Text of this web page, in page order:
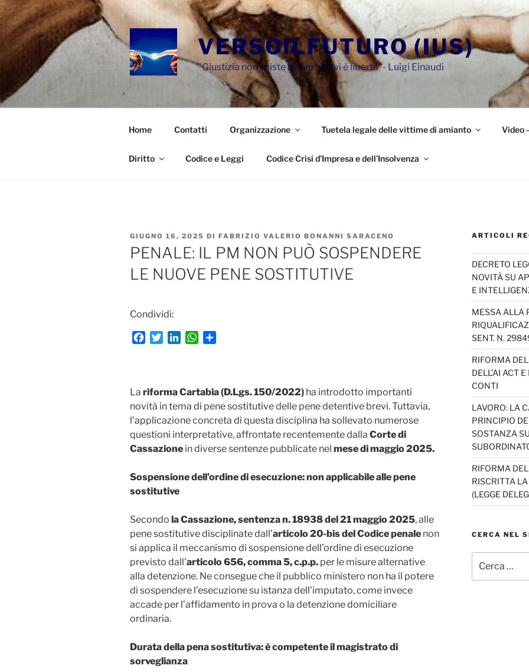
Salta
al
contenuto
VERSOILFUTURO (IUS)
"Giustizia non esiste là ove non vi è libertà"- Luigi Einaudi
Home Contatti Organizzazione Tuetela legale delle vittime di amianto Video
Diritto Codice e Leggi Codice Crisi d’Impresa e dell’Insolvenza
PUBBLICATO
IL
GIUGNO 16, 2025 DI FABRIZIO VALERIO BONANNI SARACENO
PENALE: IL PM NON PUÒ SOSPENDERE
LE NUOVE PENE SOSTITUTIVE
Condividi:
b
o
k
t
e
e
d
n
W
s
A
i
v
d
i
La riforma Cartabia (D.Lgs. 150/2022) ha introdotto importanti
novità in tema di pene sostitutive delle pene detentive brevi. Tuttavia,
l’applicazione concreta di questa disciplina ha sollevato numerose
questioni interpretative, affrontate recentemente dalla Corte di
Cassazione in diverse sentenze pubblicate nel mese di maggio 2025.
Sospensione dell’ordine di esecuzione: non applicabile alle pene
sostitutive
Secondo la Cassazione, sentenza n. 18938 del 21 maggio 2025, alle
pene sostitutive disciplinate dall’articolo 20-bis del Codice penale non
si applica il meccanismo di sospensione dell’ordine di esecuzione
previsto dall’articolo 656, comma 5, c.p.p. per le misure alternative
alla detenzione. Ne consegue che il pubblico ministero non ha il potere
di sospendere l’esecuzione su istanza dell’imputato, come invece
accade per l’affidamento in prova o la detenzione domiciliare
ordinaria.
Durata della pena sostitutiva: è competente il magistrato di
sorveglianza
ARTICOLI
DECRETO
NOVITÀ SU
E
MESSA ALLA
SENT. N.
RIFORMA
DELL’AI ACT
CONTI
LAVORO: LA
PRINCIPIO
SOSTANZA
RIFORMA
RISCRITTA LA
(LEGGE
CERCA NEL